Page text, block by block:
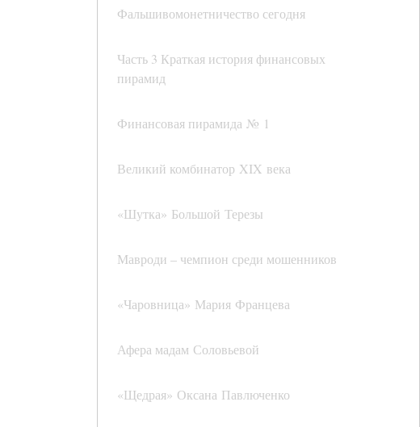
Фальшивомонетничество сегодня
Часть 3 Краткая история финансовых
пирамид
Финансовая пирамида № 1
Великий комбинатор XIX века
«Шутка» Большой Терезы
Мавроди – чемпион среди мошенников
«Чаровница» Мария Францева
Афера мадам Соловьевой
«Щедрая» Оксана Павлюченко